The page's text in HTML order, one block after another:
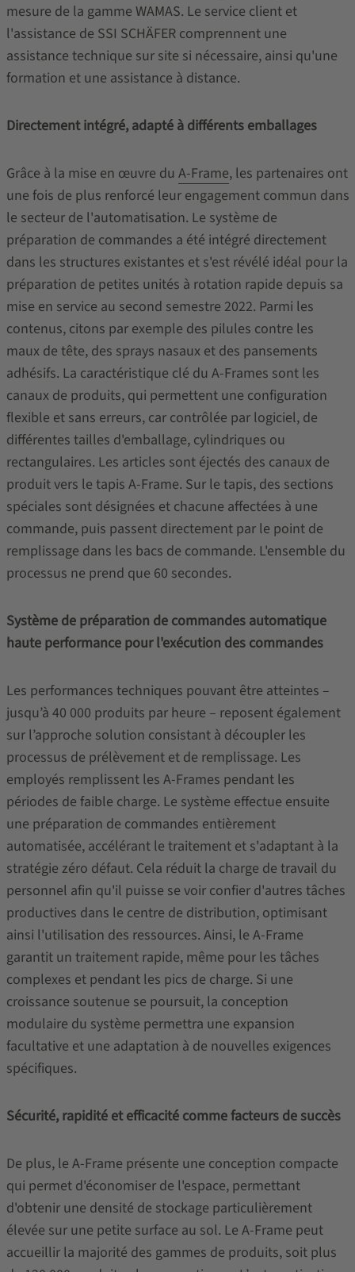
mesure de la gamme WAMAS. Le service client et
l'assistance de SSI SCHÄFER comprennent une
assistance technique sur site si nécessaire, ainsi qu'une
formation et une assistance à distance.
Directement intégré, adapté à différents emballages
Grâce à la mise en œuvre du A-Frame, les partenaires ont
une fois de plus renforcé leur engagement commun dans
le secteur de l'automatisation. Le système de
préparation de commandes a été intégré directement
dans les structures existantes et s'est révélé idéal pour la
préparation de petites unités à rotation rapide depuis sa
mise en service au second semestre 2022. Parmi les
contenus, citons par exemple des pilules contre les
maux de tête, des sprays nasaux et des pansements
adhésifs. La caractéristique clé du A-Frames sont les
canaux de produits, qui permettent une configuration
flexible et sans erreurs, car contrôlée par logiciel, de
différentes tailles d'emballage, cylindriques ou
rectangulaires. Les articles sont éjectés des canaux de
produit vers le tapis A-Frame. Sur le tapis, des sections
spéciales sont désignées et chacune affectées à une
commande, puis passent directement par le point de
remplissage dans les bacs de commande. L'ensemble du
processus ne prend que 60 secondes.
Système de préparation de commandes automatique
haute performance pour l'exécution des commandes
Les performances techniques pouvant être atteintes –
jusqu’à 40 000 produits par heure – reposent également
sur l’approche solution consistant à découpler les
processus de prélèvement et de remplissage. Les
employés remplissent les A-Frames pendant les
périodes de faible charge. Le système effectue ensuite
une préparation de commandes entièrement
automatisée, accélérant le traitement et s'adaptant à la
stratégie zéro défaut. Cela réduit la charge de travail du
personnel afin qu'il puisse se voir confier d'autres tâches
productives dans le centre de distribution, optimisant
ainsi l'utilisation des ressources. Ainsi, le A-Frame
garantit un traitement rapide, même pour les tâches
complexes et pendant les pics de charge. Si une
croissance soutenue se poursuit, la conception
modulaire du système permettra une expansion
facultative et une adaptation à de nouvelles exigences
spécifiques.
Sécurité, rapidité et efficacité comme facteurs de succès
De plus, le A-Frame présente une conception compacte
qui permet d'économiser de l'espace, permettant
d'obtenir une densité de stockage particulièrement
élevée sur une petite surface au sol. Le A-Frame peut
accueillir la majorité des gammes de produits, soit plus